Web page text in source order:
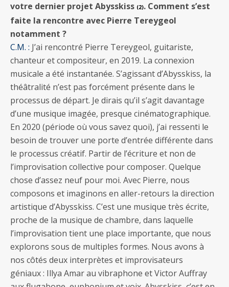
votre dernier projet Abysskiss (2). Comment s’est
faite la rencontre avec Pierre Tereygeol
notamment ?
C.M. : J’ai rencontré Pierre Tereygeol, guitariste,
chanteur et compositeur, en 2019. La connexion
musicale a été instantanée. S’agissant d’Abysskiss, la
théâtralité n’est pas forcément présente dans le
processus de départ. Je dirais qu’il s’agit davantage
d’une musique imagée, presque cinématographique.
En 2020 (période où vous savez quoi), j’ai ressenti le
besoin de trouver une porte d’entrée différente dans
le processus créatif. Partir de l’écriture et non de
l’improvisation collective pour composer. Quelque
chose d’assez neuf pour moi. Avec Pierre, nous
composons et imaginons en aller-retours la direction
artistique d’Abysskiss. C’est une musique très écrite,
proche de la musique de chambre, dans laquelle
l’improvisation tient une place importante, que nous
explorons sous de multiples formes. Nous avons à
nos côtés deux interprètes et improvisateurs
géniaux : Illya Amar au vibraphone et Victor Auffray